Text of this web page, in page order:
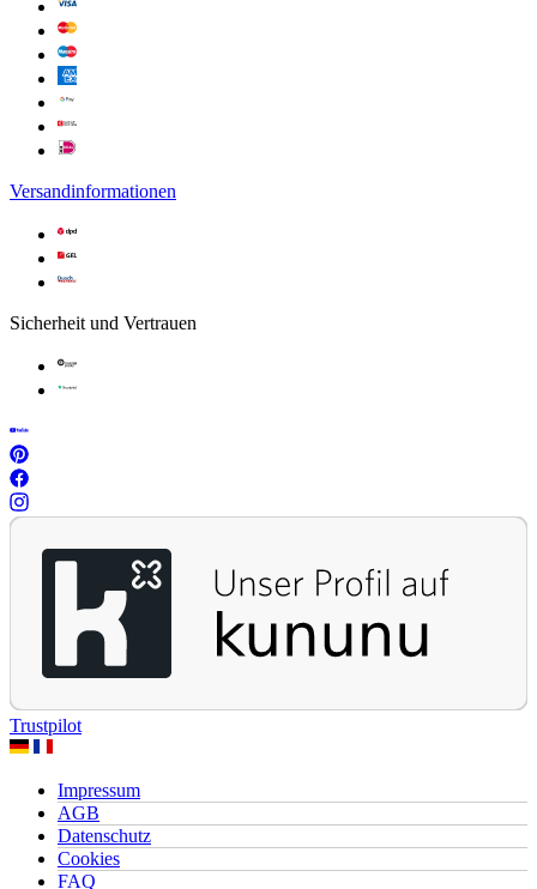
Versandinformationen
Sicherheit und Vertrauen
Trustpilot
Impressum
AGB
Datenschutz
Cookies
FAQ